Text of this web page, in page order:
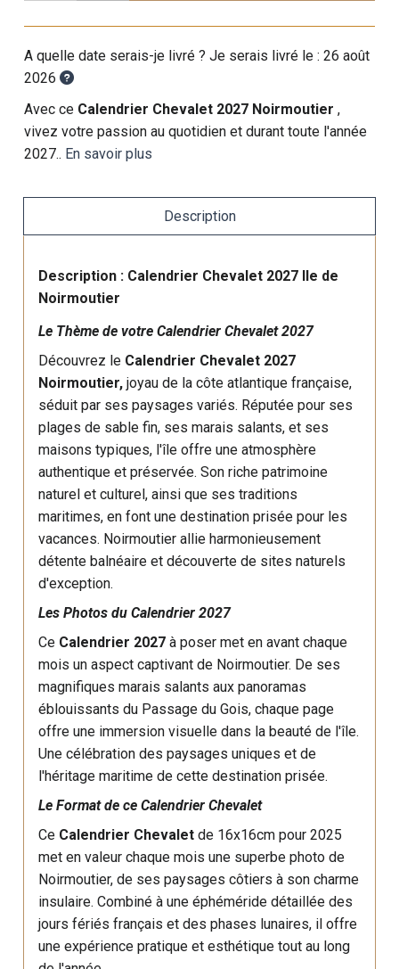
A quelle date serais-je livré ? Je serais livré le :26 août
2026
Avec ce Calendrier Chevalet 2027 Noirmoutier,
vivez votre passion au quotidien et durant toute l'année
2027.. En savoir plus
Description
Description : Calendrier Chevalet 2027 Ile de
Noirmoutier
Le Thème de votre Calendrier Chevalet 2027
Découvrez le Calendrier Chevalet 2027
Noirmoutier,joyau de la côte atlantique française,
séduit par ses paysages variés. Réputée pour ses
plages de sable fin, ses marais salants, et ses
maisons typiques, l'île offre une atmosphère
authentique et préservée. Son riche patrimoine
naturel et culturel, ainsi que ses traditions
maritimes, en font une destination prisée pour les
vacances. Noirmoutier allie harmonieusement
détente balnéaire et découverte de sites naturels
d'exception.
Les Photos du Calendrier 2027
Ce Calendrier 2027 à poser met en avant chaque
mois un aspect captivant de Noirmoutier. De ses
magnifiques marais salants aux panoramas
éblouissants du Passage du Gois, chaque page
offre une immersion visuelle dans la beauté de l'île.
Une célébration des paysages uniques et de
l'héritage maritime de cette destination prisée.
Le Format de ce Calendrier Chevalet
Ce Calendrier Chevalet de 16x16cm pour 2025
met en valeur chaque mois une superbe photo de
Noirmoutier, de ses paysages côtiers à son charme
insulaire. Combiné à une éphéméride détaillée des
jours fériés français et des phases lunaires, il offre
une expérience pratique et esthétique tout au long